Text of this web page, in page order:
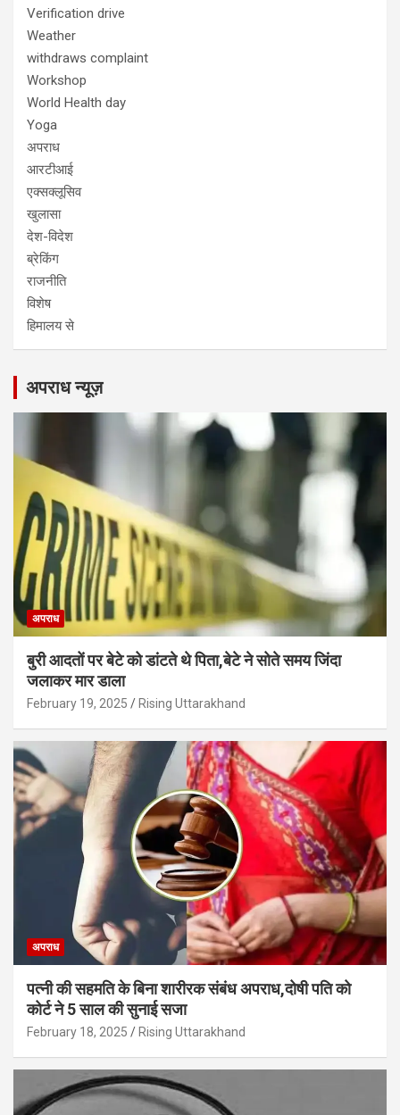
Verification drive
Weather
withdraws complaint
Workshop
World Health day
Yoga
अपराध
आरटीआई
एक्सक्लूसिव
खुलासा
देश-विदेश
ब्रेकिंग
राजनीति
विशेष
हिमालय से
अपराध न्यूज़
अपराध
बुरी आदतों पर बेटे को डांटते थे पिता,बेटे ने सोते समय जिंदा
जलाकर मार डाला
February 19, 2025 Rising Uttarakhand
अपराध
पत्नी की सहमति के बिना शारीरक संबंध अपराध,दोषी पति को
कोर्ट ने 5 साल की सुनाई सजा
February 18, 2025 Rising Uttarakhand